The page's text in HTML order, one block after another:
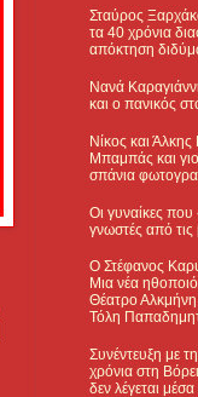
Σταύρος
τα 40 χρόνια
απόκτηση
Νανά
και ο πανικός
Νίκος και
Μπαμπάς και
σπάνια
Οι γυναίκες
γνωστές από τις
Ο Στέφανος
Μια νέα
Θέατρο
Τόλη
Συνέντευξη με
χρόνια στη
δεν λέγεται